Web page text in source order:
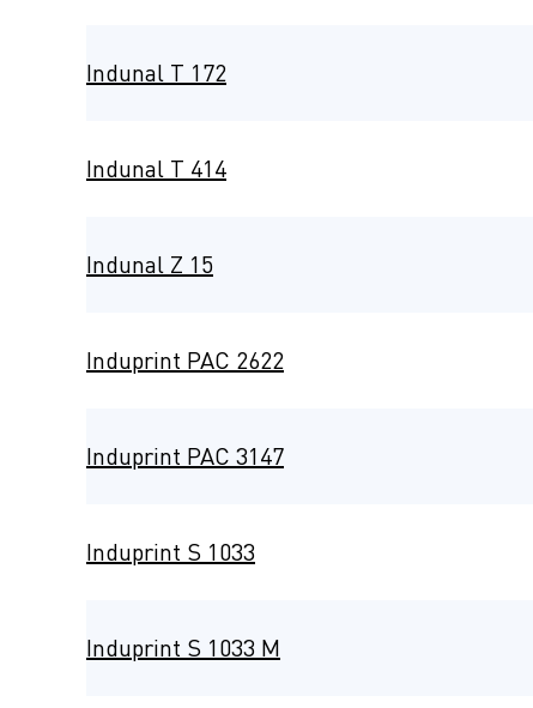
Indunal T 172
Indunal T 414
Indunal Z 15
Induprint PAC 2622
Induprint PAC 3147
Induprint S 1033
Induprint S 1033 M